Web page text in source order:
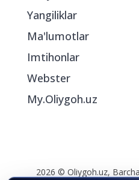
Oliygohlar
Milliy sertifikat
Yangiliklar
Ma'lumotlar
Imtihonlar